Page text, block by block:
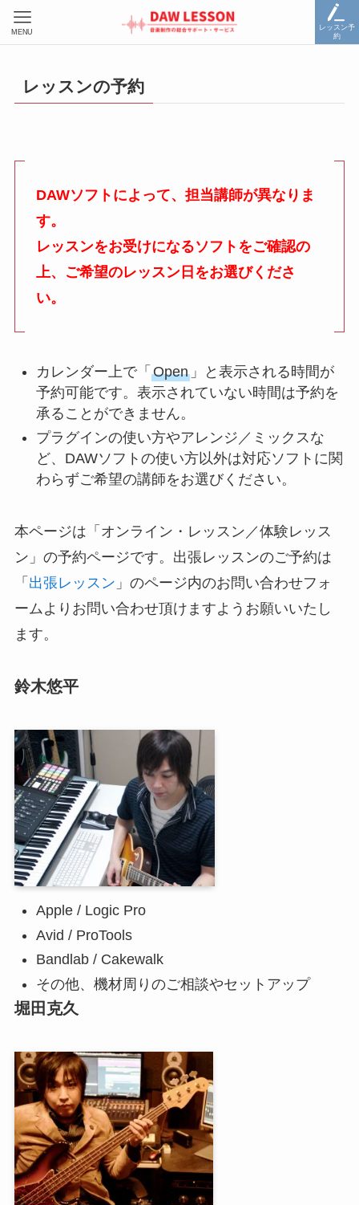
レッスン予
約
MENU
レッスンの予約
DAWソフトによって、担当講師が異なりま
す。
レッスンをお受けになるソフトをご確認の
上、ご希望のレッスン日をお選びくださ
い。
カレンダー上で「 Open」と表示される時間が
予約可能です。表示されていない時間は予約を
承ることができません。
プラグインの使い方やアレンジ／ミックスな
ど、DAWソフトの使い方以外は対応ソフトに関
わらずご希望の講師をお選びください。
本ページは「オンライン・レッスン／体験レッス
ン」の予約ページです。出張レッスンのご予約は
「 出張レッスン 」のページ内のお問い合わせフォ
ームよりお問い合わせ頂けますようお願いいたし
ます。
鈴木悠平
Apple / Logic Pro
Avid / ProTools
Bandlab / Cakewalk
その他、機材周りのご相談やセットアップ
堀田克久